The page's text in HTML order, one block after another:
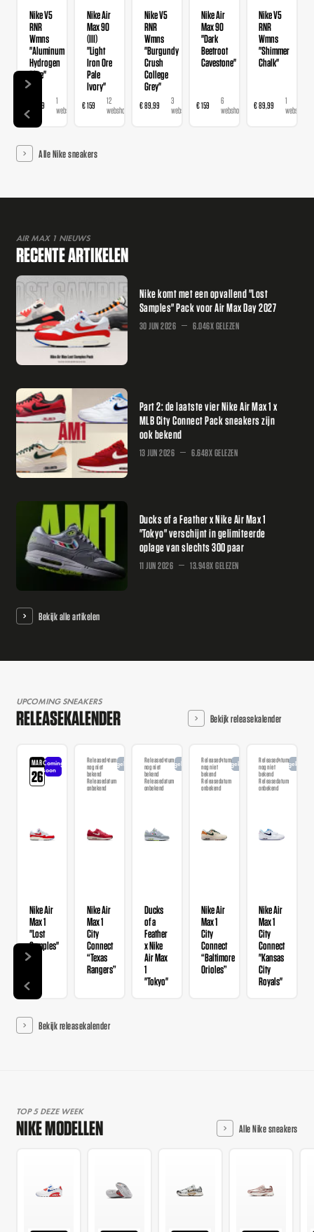
Nike V5
RNR
Wmns
"Aluminum
Hydrogen
Blue"
€ 89,99
1
webshop
Nike Air
Max 90
(III)
"Light
Iron Ore
Pale
Ivory"
€ 159
12
webshops
Nike V5
RNR
Wmns
"Burgundy
Crush
College
Grey"
€ 89,99
3
webshops
Nike Air
Max 90
"Dark
Beetroot
Cavestone"
€ 159
6
webshops
Nike V5
RNR
Wmns
"Shimmer
Chalk"
€ 89,99
1
webshop
Alle Nike sneakers
AIR MAX 1 NIEUWS
RECENTE ARTIKELEN
Nike komt met een opvallend "Lost
Samples" Pack voor Air Max Day 2027
30 JUN 2026 6.046X GELEZEN
Part 2: de laatste vier Nike Air Max 1 x
MLB City Connect Pack sneakers zijn
ook bekend
13 JUN 2026 6.648X GELEZEN
Ducks of a Feather x Nike Air Max 1
"Tokyo" verschijnt in gelimiteerde
oplage van slechts 300 paar
11 JUN 2026 13.948X GELEZEN
Bekijk alle artikelen
UPCOMING SNEAKERS
RELEASEKALENDER Bekijk releasekalender
MAR
26
Coming
soon
Nike Air
Max 1
"Lost
Samples"
Releasedatum
nog niet
bekend
Releasedatum
onbekend
Aangekondigd
Nike Air
Max 1
City
Connect
“Texas
Rangers”
Releasedatum
nog niet
bekend
Releasedatum
onbekend
Aangekondigd
Ducks
of a
Feather
x Nike
Air Max
1
"Tokyo"
Releasedatum
nog niet
bekend
Releasedatum
onbekend
Aangekondigd
Nike Air
Max 1
City
Connect
“Baltimore
Orioles”
Releasedatum
nog niet
bekend
Releasedatum
onbekend
Nike Air
Max 1
City
Connect
"Kansas
City
Royals"
Bekijk releasekalender
TOP 5 DEZE WEEK
NIKE MODELLEN Alle Nike sneakers